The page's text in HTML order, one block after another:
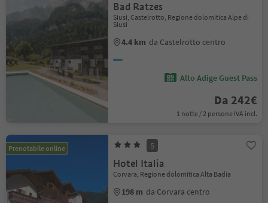
Bad Ratzes
Siusi, Castelrotto, Regione dolomitica Alpe di
Siusi
4.4 km da Castelrotto centro
Alto Adige Guest Pass
Da 242€
1 notte / 2 persone IVA incl.
Prenotabile online S
Hotel Italia
Corvara, Regione dolomitica Alta Badia
198 m da Corvara centro